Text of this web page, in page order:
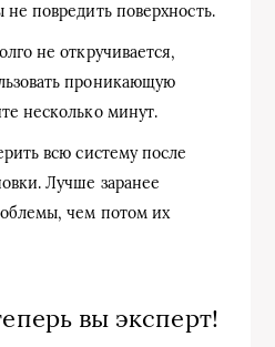
повредить поверхность.
не откручивается,
проникающую
несколько минут.
всю систему после
Лучше заранее
чем потом их
вы эксперт!